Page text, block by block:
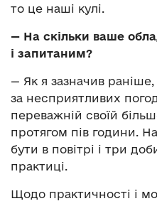
то це наші кулі.
— На скільки ваше
і запитаним?
— Як я зазначив
за несприятливих
переважній своїй
протягом пів години.
бути в повітрі і три
практиці.
Щодо практичності і